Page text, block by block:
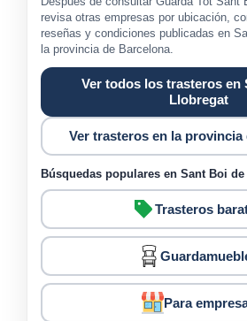
revisa otras empresas por ubicación,
reseñas y condiciones publicadas en
la provincia de Barcelona.
Ver todos los trasteros en
Llobregat
Ver trasteros en la provincia
Búsquedas populares en Sant Boi
Trasteros
Para